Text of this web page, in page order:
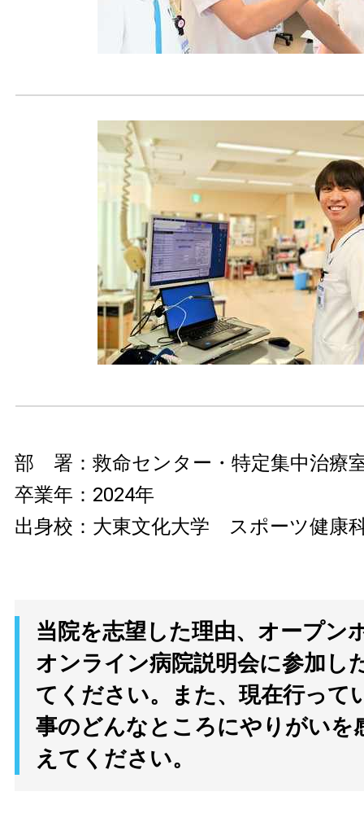
部 署：救命センター・特定集中治療
卒業年：2024年
出身校：大東文化大学 スポーツ健康
当院を志望した理由、オープン
オンライン病院説明会に参加し
てください。また、現在行って
事のどんなところにやりがいを
えてください。